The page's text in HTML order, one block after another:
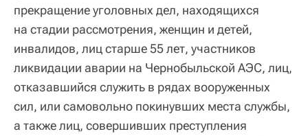
прекращение уголовных дел, находящихся
на стадии рассмотрения, женщин и детей,
инвалидов, лиц старше 55 лет, участников
ликвидации аварии на Чернобыльской АЭС, лиц,
отказавшийся служить в рядах вооруженных
сил, или самовольно покинувших места службы,
а также лиц, совершивших преступления